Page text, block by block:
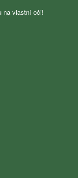
na vlastní oči!